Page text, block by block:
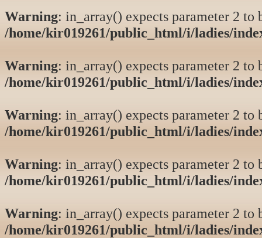
Warning: in_array() expects parameter 2 to
/home/kir019261/public_html/i/ladies/
Warning: in_array() expects parameter 2 to
/home/kir019261/public_html/i/ladies/
Warning: in_array() expects parameter 2 to
/home/kir019261/public_html/i/ladies/
Warning: in_array() expects parameter 2 to
/home/kir019261/public_html/i/ladies/
Warning: in_array() expects parameter 2 to
/home/kir019261/public_html/i/ladies/